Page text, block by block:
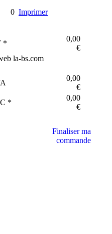
0 Imprimer
*
0,00
€
la-bs.com
0,00
€
*
0,00
€
Finaliser ma
commande